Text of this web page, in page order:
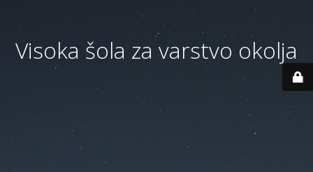
Visoka šola za varstvo okolja